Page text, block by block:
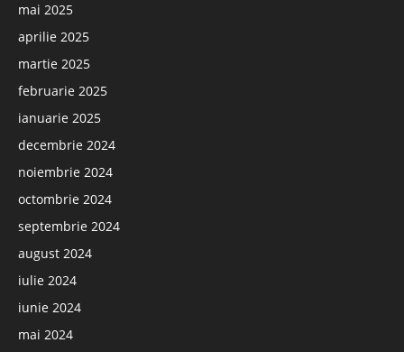
mai 2025
aprilie 2025
martie 2025
februarie 2025
ianuarie 2025
decembrie 2024
noiembrie 2024
octombrie 2024
septembrie 2024
august 2024
iulie 2024
iunie 2024
mai 2024